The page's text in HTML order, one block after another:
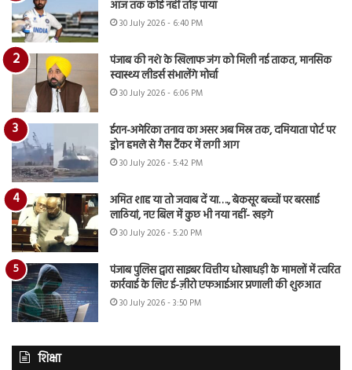
आज तक कोई नहीं तोड़ पाया
30 July 2026 - 6:40 PM
पंजाब की नशे के खिलाफ जंग को मिली नई ताकत, मानसिक
स्वास्थ्य लीडर्स संभालेंगे मोर्चा
30 July 2026 - 6:06 PM
ईरान-अमेरिका तनाव का असर अब मिस्र तक, दमियाता पोर्ट पर
ड्रोन हमले से गैस टैंकर में लगी आग
30 July 2026 - 5:42 PM
अमित शाह या तो जवाब दें या…., बेकसूर बच्चों पर बरसाई
लाठियां, नए बिल में कुछ भी नया नहीं- खड़गे
30 July 2026 - 5:20 PM
पंजाब पुलिस द्वारा साइबर वित्तीय धोखाधड़ी के मामलों में त्वरित
कार्रवाई के लिए ई-ज़ीरो एफआईआर प्रणाली की शुरुआत
30 July 2026 - 3:50 PM
शिक्षा